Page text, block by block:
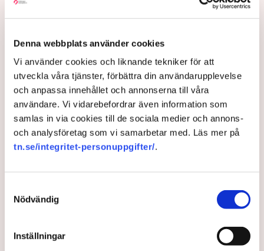
Denna webbplats använder cookies
Vi använder cookies och liknande tekniker för att
utveckla våra tjänster, förbättra din användarupplevelse
och anpassa innehållet och annonserna till våra
användare. Vi vidarebefordrar även information som
samlas in via cookies till de sociala medier och annons-
och analysföretag som vi samarbetar med. Läs mer på
tn.se/integritet-personuppgifter/.
Nödvändig
Inställningar
Bekräftat: Trängd Truss
sparkar finansministern
Liz Truss sparkar sin finansminister Kwasi
Kwarteng.
3 years ago | Av: TT